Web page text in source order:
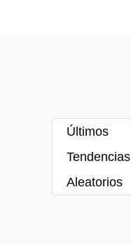
Últimos
Tendencias
Aleatorios